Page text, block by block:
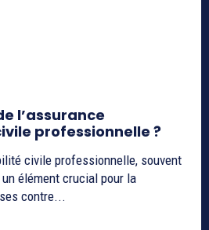
l’assurance
professionnelle ?
civile professionnelle, souvent
élément crucial pour la
contre...